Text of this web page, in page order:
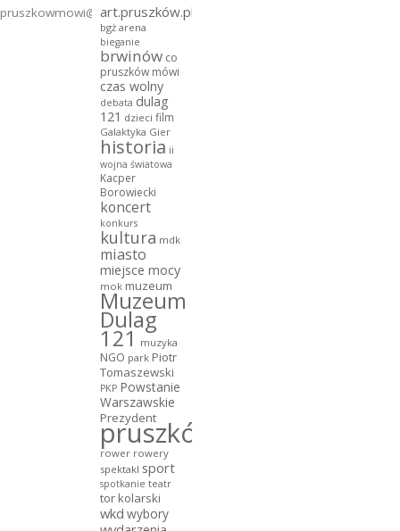
pruszkowmowi@gmail.com
art.pruszków.pl
bgż arena
bieganie
brwinów co
pruszków mówi
czas wolny
debata dulag
121 dzieci film
Galaktyka Gier
historia ii
wojna światowa
Kacper
Borowiecki
koncert
konkurs
kultura mdk
miasto
miejsce mocy
mok muzeum
Muzeum
Dulag
121 muzyka
NGO park Piotr
Tomaszewski
PKP Powstanie
Warszawskie
Prezydent
pruszków
rower rowery
spektakl sport
spotkanie teatr
tor kolarski
wkd wybory